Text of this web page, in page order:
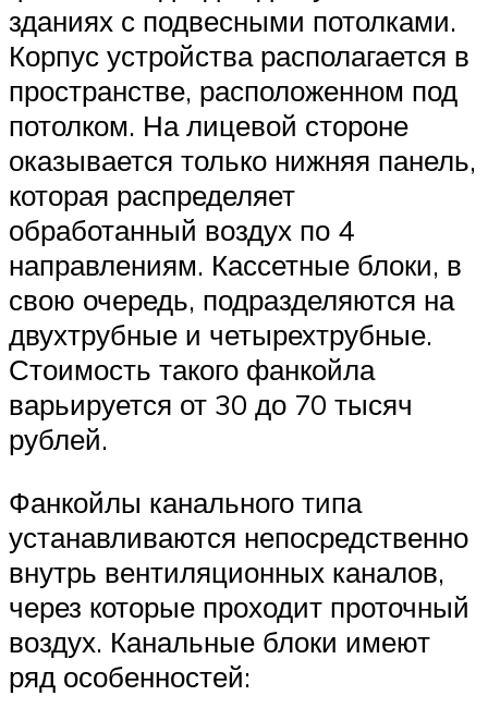
зданиях с подвесными потолками.
Корпус устройства располагается в
пространстве, расположенном под
потолком. На лицевой стороне
оказывается только нижняя панель,
которая распределяет
обработанный воздух по 4
направлениям. Кассетные блоки, в
свою очередь, подразделяются на
двухтрубные и четырехтрубные.
Стоимость такого фанкойла
варьируется от 30 до 70 тысяч
рублей.
Фанкойлы канального типа
устанавливаются непосредственно
внутрь вентиляционных каналов,
через которые проходит проточный
воздух. Канальные блоки имеют
ряд особенностей: